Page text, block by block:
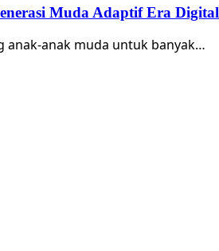
Muda Adaptif Era Digital
anak-anak muda untuk banyak…